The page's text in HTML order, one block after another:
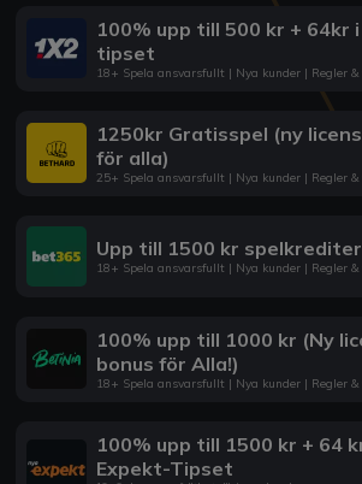
100% upp till 500 kr + 64kr
tipset
18+ Spela ansvarsfullt | Nya kunder | Regler
1250kr Gratisspel (ny
för alla)
25+ Spela ansvarsfullt | Nya kunder | Regler
Upp till 1500 kr spelkrediter
18+ Spela ansvarsfullt | Nya kunder | Regler
100% upp till 1000 kr (Ny
bonus för Alla!)
18+ Spela ansvarsfullt | Nya kunder | Regler
100% upp till 1500 kr + 64
Expekt-Tipset